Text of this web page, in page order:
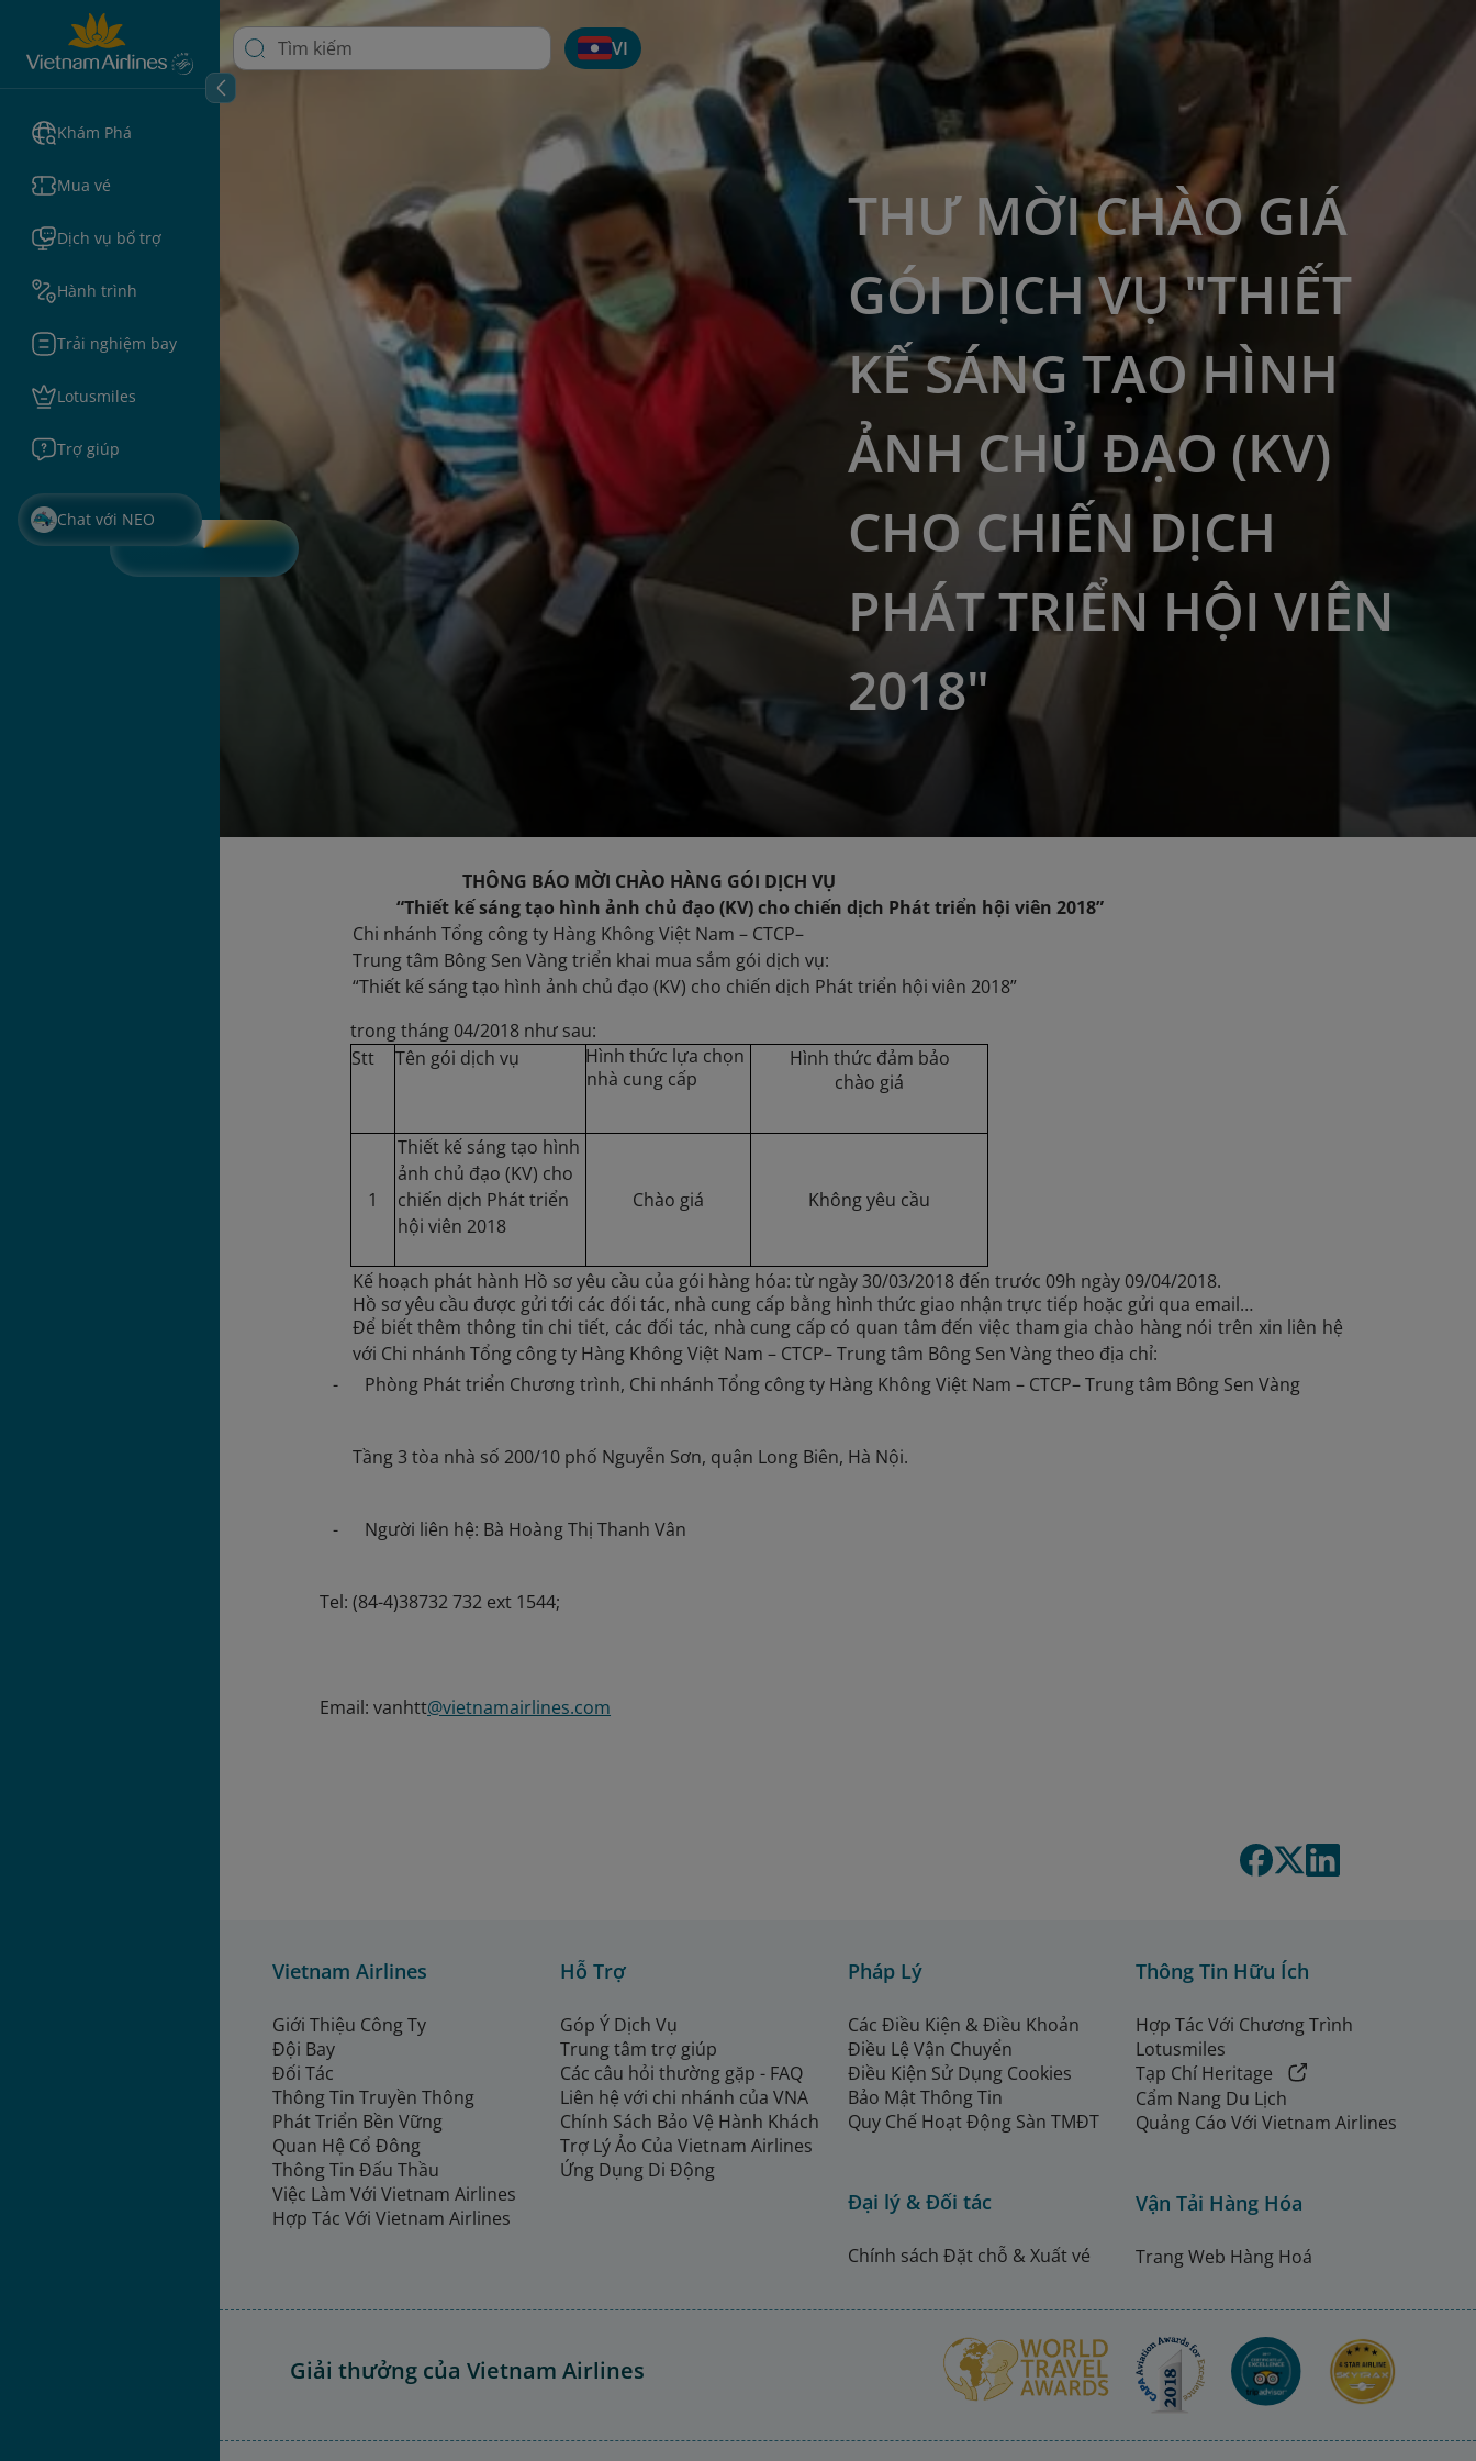
Khám Phá
Mua vé
Dịch vụ bổ trợ
Hành trình
Trải nghiệm bay
Lotusmiles
Trợ giúp
Chat với NEO
VI
THƯ MỜI CHÀO GIÁ
GÓI DỊCH VỤ "THIẾT
KẾ SÁNG TẠO HÌNH
ẢNH CHỦ ĐẠO (KV)
CHO CHIẾN DỊCH
PHÁT TRIỂN HỘI VIÊN
2018"
THÔNG BÁO MỜI CHÀO HÀNG GÓI DỊCH VỤ
“Thiết kế sáng tạo hình ảnh chủ đạo (KV) cho chiến dịch Phát triển hội viên 2018”
Chi nhánh Tổng công ty Hàng Không Việt Nam – CTCP–
Trung tâm Bông Sen Vàng triển khai mua sắm gói dịch vụ:
“Thiết kế sáng tạo hình ảnh chủ đạo (KV) cho chiến dịch Phát triển hội viên 2018”
trong tháng 04/2018 như sau:
Stt
Tên gói dịch vụ
Hình thức lựa chọn
nhà cung cấp
Hình thức đảm bảo
chào giá
1
Thiết kế sáng tạo hình
ảnh chủ đạo (KV) cho
chiến dịch Phát triển
hội viên 2018
Chào giá Không yêu cầu
Kế hoạch phát hành Hồ sơ yêu cầu của gói hàng hóa: từ ngày 30/03/2018 đến trước 09h ngày 09/04/2018.
Hồ sơ yêu cầu được gửi tới các đối tác, nhà cung cấp bằng hình thức giao nhận trực tiếp hoặc gửi qua email…
Để biết thêm thông tin chi tiết, các đối tác, nhà cung cấp có quan tâm đến việc tham gia chào hàng nói trên xin liên hệ
với Chi nhánh Tổng công ty Hàng Không Việt Nam – CTCP– Trung tâm Bông Sen Vàng theo địa chỉ:
- Phòng Phát triển Chương trình, Chi nhánh Tổng công ty Hàng Không Việt Nam – CTCP– Trung tâm Bông Sen Vàng
Tầng 3 tòa nhà số 200/10 phố Nguyễn Sơn, quận Long Biên, Hà Nội.
- Người liên hệ: Bà Hoàng Thị Thanh Vân
Tel: (84-4)38732 732 ext 1544;
Email: vanhtt@vietnamairlines.com
Vietnam Airlines
Giới Thiệu Công Ty
Đội Bay
Đối Tác
Thông Tin Truyền Thông
Phát Triển Bền Vững
Quan Hệ Cổ Đông
Thông Tin Đấu Thầu
Việc Làm Với Vietnam Airlines
Hợp Tác Với Vietnam Airlines
Hỗ Trợ
Góp Ý Dịch Vụ
Trung tâm trợ giúp
Các câu hỏi thường gặp - FAQ
Liên hệ với chi nhánh của VNA
Chính Sách Bảo Vệ Hành Khách
Trợ Lý Ảo Của Vietnam Airlines
Ứng Dụng Di Động
Pháp Lý
Các Điều Kiện & Điều Khoản
Điều Lệ Vận Chuyển
Điều Kiện Sử Dụng Cookies
Bảo Mật Thông Tin
Quy Chế Hoạt Động Sàn TMĐT
Đại lý & Đối tác
Chính sách Đặt chỗ & Xuất vé
Thông Tin Hữu Ích
Hợp Tác Với Chương Trình
Lotusmiles
Tạp Chí Heritage
Cẩm Nang Du Lịch
Quảng Cáo Với Vietnam Airlines
Vận Tải Hàng Hóa
Trang Web Hàng Hoá
Giải thưởng của Vietnam Airlines